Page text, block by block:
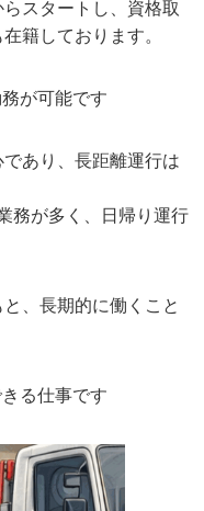
スタートし、資格取
籍しております。
が可能です
あり、長距離運行は
務が多く、日帰り運行
、長期的に働くこと
る仕事です